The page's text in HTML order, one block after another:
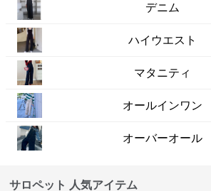
デニム
ハイウエスト
マタニティ
オールインワン
オーバーオール
サロペット 人気アイテム